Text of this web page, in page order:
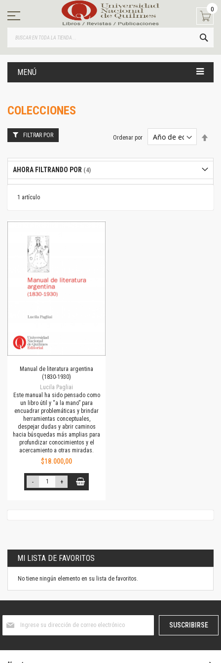
contenido
0
MENÚ
COLECCIONES
1 artículo
Ordenar por
Manual de literatura argentina
(1830-1930)
Lucila Pagliai
Este manual ha sido pensado como
un libro útil y “a la mano” para
encuadrar problemáticas y brindar
herramientas conceptuales,
despejar dudas y abrir caminos
hacia búsquedas más amplias para
profundizar conocimientos y el
acercamiento a otras miradas.
$18.000,00
- +
FILTRAR POR
AHORA FILTRANDO POR
MI LISTA DE FAVORITOS
No tiene ningún elemento en su lista de favoritos.
boletín
SUSCRIBIRSE